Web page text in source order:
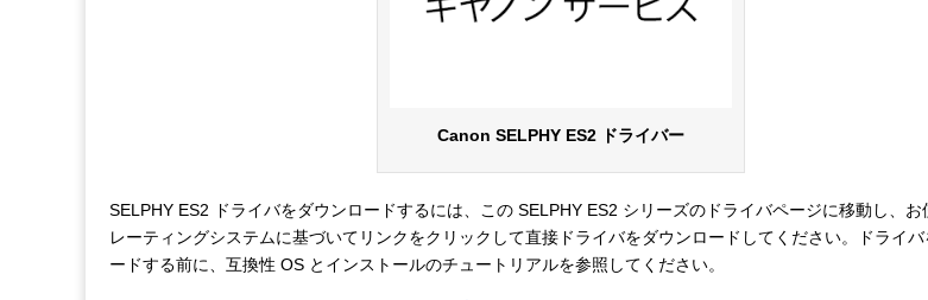
Canon SELPHY ES2 ドライバー
SELPHY ES2 ドライバをダウンロードするには、この SELPHY ES2 シリーズのドライバページに移動し、お
レーティングシステムに基づいてリンクをクリックして直接ドライバをダウンロードしてください。ドライバ
ードする前に、互換性 OS とインストールのチュートリアルを参照してください。